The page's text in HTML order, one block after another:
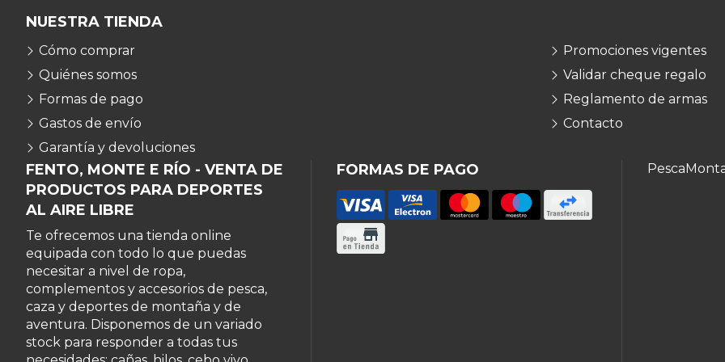
FENTO, MONTE E RÍO - VENTA DE
PRODUCTOS PARA DEPORTES
AL AIRE LIBRE
Te ofrecemos una tienda online
equipada con todo lo que puedas
necesitar a nivel de ropa,
complementos y accesorios de pesca,
caza y deportes de montaña y de
aventura. Disponemos de un variado
stock para responder a todas tus
FORMAS DE PAGO
NUESTRA TIENDA
Cómo comprar
Quiénes somos
Formas de pago
Gastos de envío
Garantía y devoluciones
Promociones vigentes
Validar cheque regalo
Reglamento de armas
Contacto
Pesca